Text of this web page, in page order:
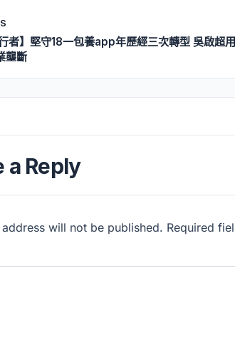
行者】堅守18一包養app年歷經三次轉型 吳啟超
壟斷
a Reply
will not be published. Required